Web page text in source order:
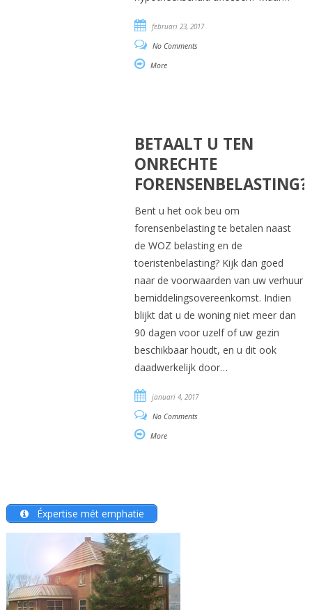
februari 23, 2017
No Comments
More
BETAALT U TEN
ONRECHTE
FORENSENBELASTING?
Bent u het ook beu om
forensenbelasting te betalen naast
de WOZ belasting en de
toeristenbelasting? Kijk dan goed
naar de voorwaarden van uw verhuur
bemiddelingsovereenkomst. Indien
blijkt dat u de woning niet meer dan
90 dagen voor uzelf of uw gezin
beschikbaar houdt, en u dit ook
daadwerkelijk door…
januari 4, 2017
No Comments
More
Éxpertise mét emphatie